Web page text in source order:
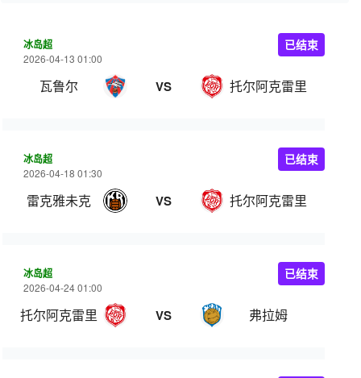
冰岛超
2026-04-13 01:00
瓦鲁尔 VS 托尔阿克雷里
已结束
冰岛超
2026-04-18 01:30
雷克雅未克 VS 托尔阿克雷里
已结束
冰岛超
2026-04-24 01:00
托尔阿克雷里 VS 弗拉姆
已结束